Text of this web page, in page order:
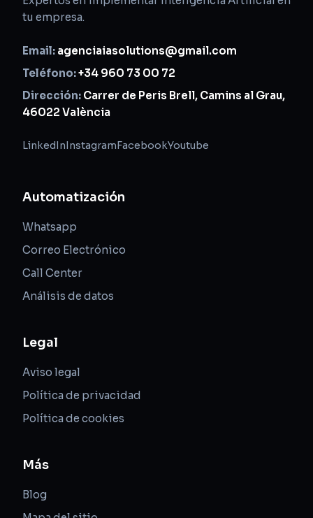
tu empresa.
Email: agenciaiasolutions@gmail.com
Teléfono:+34 960 73 00 72
Dirección: Carrer de Peris Brell, Camins al Grau,
46022 València
LinkedInInstagramFacebookYoutube
Automatización
Whatsapp
Correo Electrónico
Call Center
Análisis de datos
Legal
Aviso legal
Política de privacidad
Política de cookies
Más
Blog